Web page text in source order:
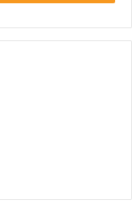
گربه مین کوون
مین کوون مراقبت و
سوالات را بررسی
پس تا پایان مطلب
فهرست